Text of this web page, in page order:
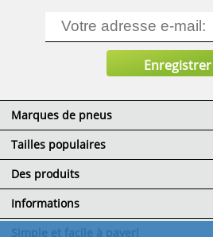
Marques de pneus
Tailles populaires
Des produits
Informations